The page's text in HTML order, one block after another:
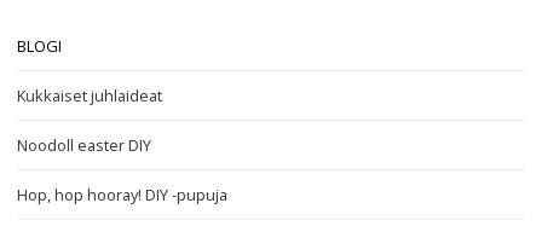
BLOGI
Kukkaiset juhlaideat
Noodoll easter DIY
Hop, hop hooray! DIY -pupuja